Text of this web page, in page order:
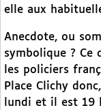
elle aux
Anecdote, ou
symbolique ? Ce
les policiers
Place Clichy
lundi et il est 19